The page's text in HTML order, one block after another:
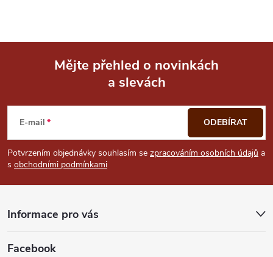
u
p
a
Mějte přehled o novinkách
a slevách
E-mail
Potvrzením objednávky souhlasím se zpracováním osobních údajů a
s obchodními podmínkami
ODEBÍRAT
Informace pro vás
Facebook